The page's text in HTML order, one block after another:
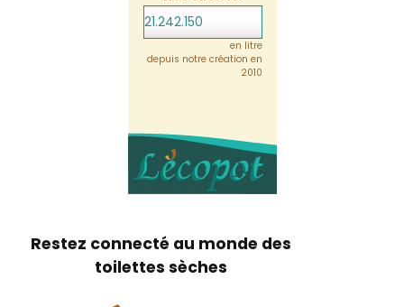
21.242.150
en litre
depuis notre création en
2010
Restez connecté au monde des
toilettes sèches